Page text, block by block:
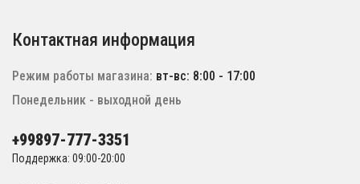
Контактная информация
Режим работы магазина: вт-вс: 8:00 - 17:00
Понедельник - выходной день
+99897-777-3351
Поддержка: 09:00-20:00